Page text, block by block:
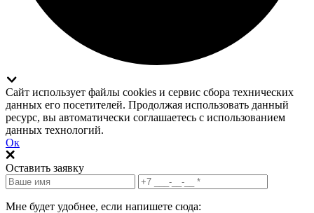
Сайт использует файлы cookies и сервис сбора технических
данных его посетителей. Продолжая использовать данный
ресурс, вы автоматически соглашаетесь с использованием
данных технологий.
Ок
Оставить заявку
Мне будет удобнее, если напишете сюда: